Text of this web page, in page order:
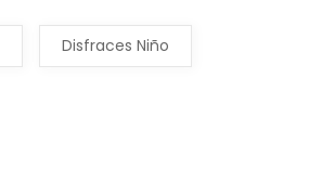
Disfraces Niño